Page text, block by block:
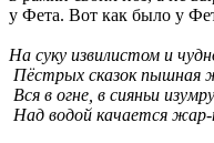
у Фета. Вот как было у
На суку извилистом и
Пёстрых сказок пышная
Вся в огне, в сияньи
Над водой качается